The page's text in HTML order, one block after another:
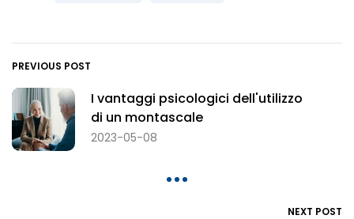
PREVIOUS POST
I vantaggi psicologici dell'utilizzo
di un montascale
2023-05-08
NEXT POST